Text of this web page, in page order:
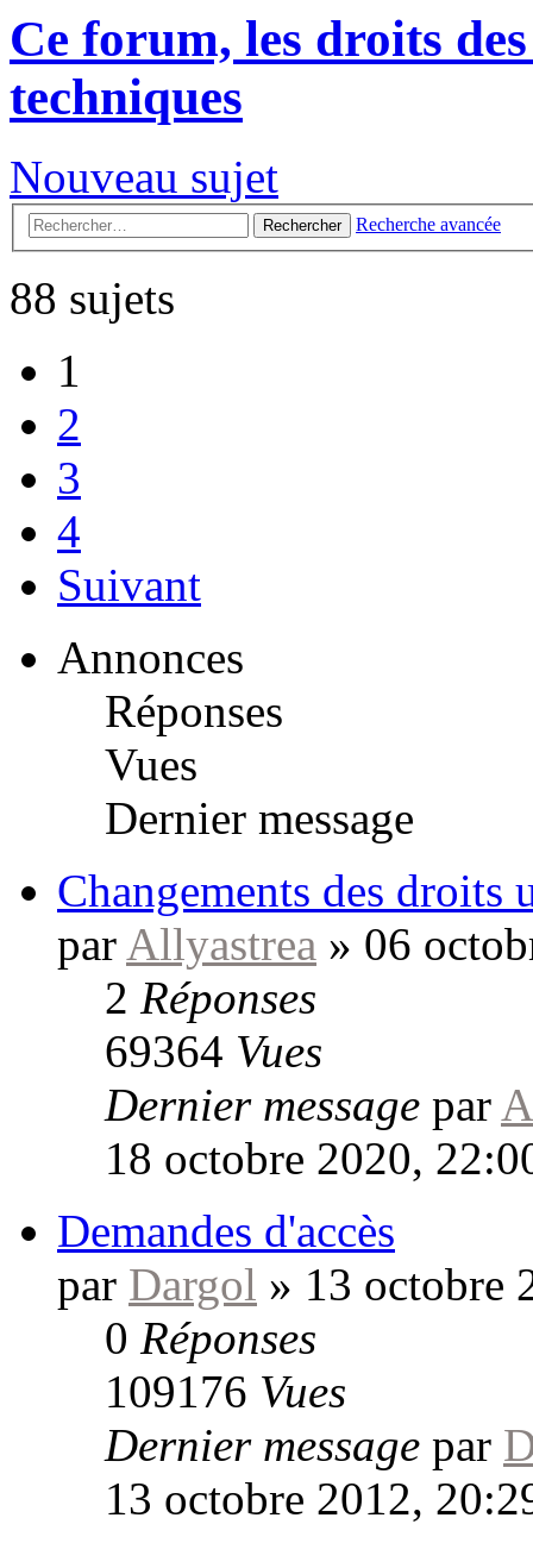
Ce forum, les droits
techniques
Nouveau sujet
Rechercher Recherche avancée
88 sujets
1
2
3
4
Suivant
Annonces
Réponses
Vues
Dernier message
Changements des droits
par Allyastrea » 06
2 Réponses
69364 Vues
Dernier message par
18 octobre 2020,
Demandes d'accès
par Dargol » 13 octobre
0 Réponses
109176 Vues
Dernier message par
13 octobre 2012,